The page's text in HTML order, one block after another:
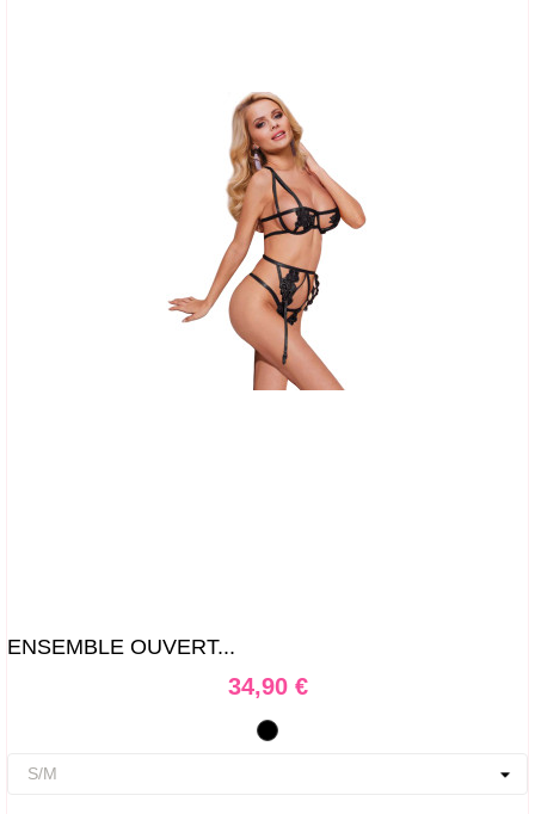
ENSEMBLE OUVERT...
Prix
34,90 €
Noir